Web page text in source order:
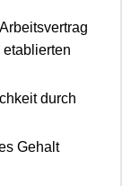
durch
Gehalt